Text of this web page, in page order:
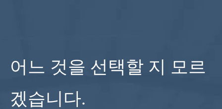
어느 것을 선택할 지 모르
겠습니다.